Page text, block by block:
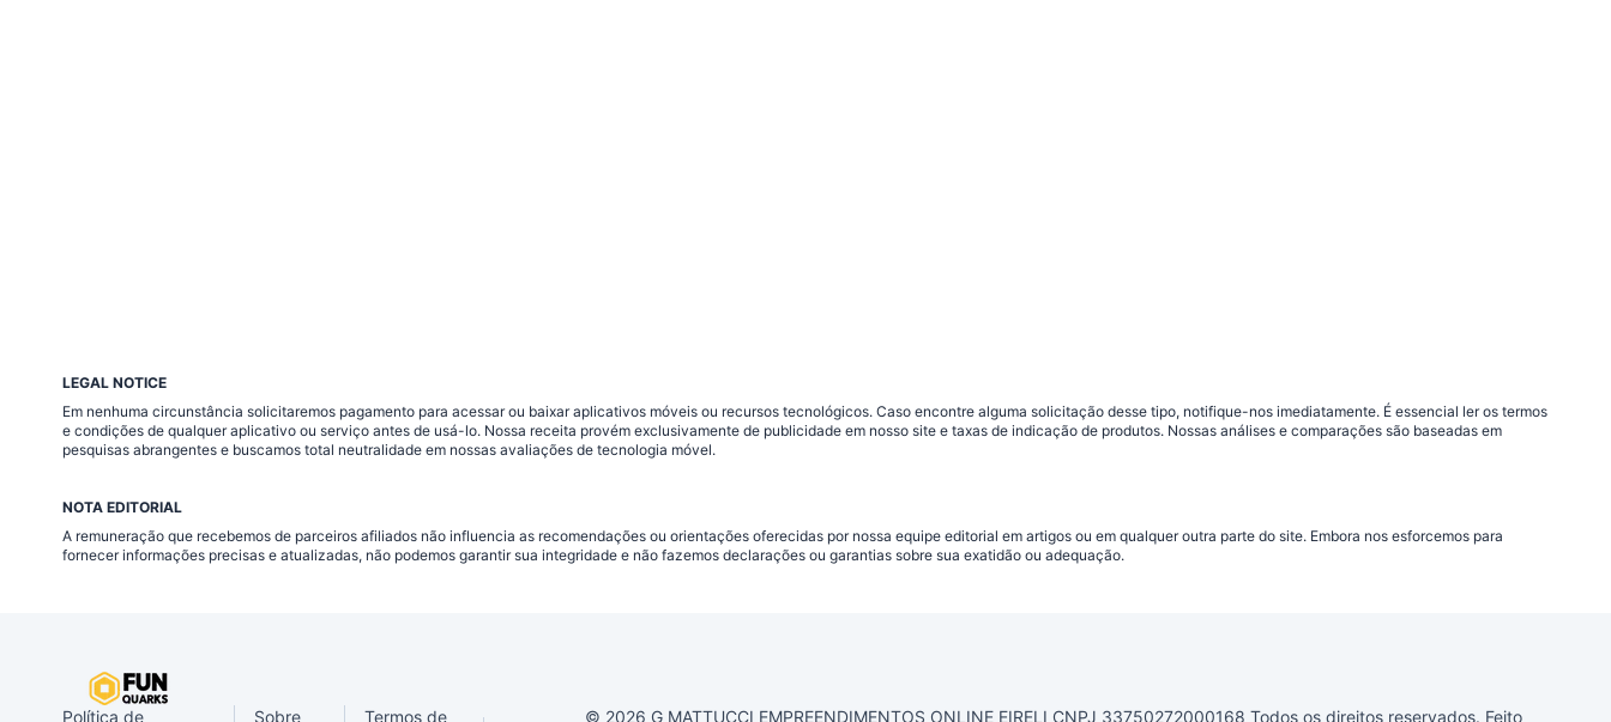
LEGAL NOTICE
Em nenhuma circunstância solicitaremos pagamento para acessar ou baixar aplicativos móveis ou recursos tecnológicos. Caso encontre alguma solicitação desse tipo, notifique-nos imediatamente. É essencial ler os termos
e condições de qualquer aplicativo ou serviço antes de usá-lo. Nossa receita provém exclusivamente de publicidade em nosso site e taxas de indicação de produtos. Nossas análises e comparações são baseadas em
pesquisas abrangentes e buscamos total neutralidade em nossas avaliações de tecnologia móvel.
NOTA EDITORIAL
A remuneração que recebemos de parceiros afiliados não influencia as recomendações ou orientações oferecidas por nossa equipe editorial em artigos ou em qualquer outra parte do site. Embora nos esforcemos para
fornecer informações precisas e atualizadas, não podemos garantir sua integridade e não fazemos declarações ou garantias sobre sua exatidão ou adequação.
Política de Sobre Termos de © 2026 G MATTUCCI EMPREENDIMENTOS ONLINE EIRELI CNPJ 33750272000168 Todos os direitos reservados. Feito